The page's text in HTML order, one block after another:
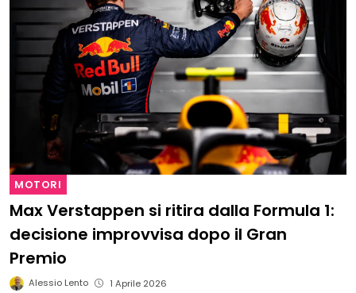
MOTORI
Max Verstappen si ritira dalla Formula 1:
decisione improvvisa dopo il Gran
Premio
Alessio Lento 1 Aprile 2026